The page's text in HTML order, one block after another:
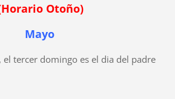
Otoño)
Mayo
el tercer domingo es el dia del padre